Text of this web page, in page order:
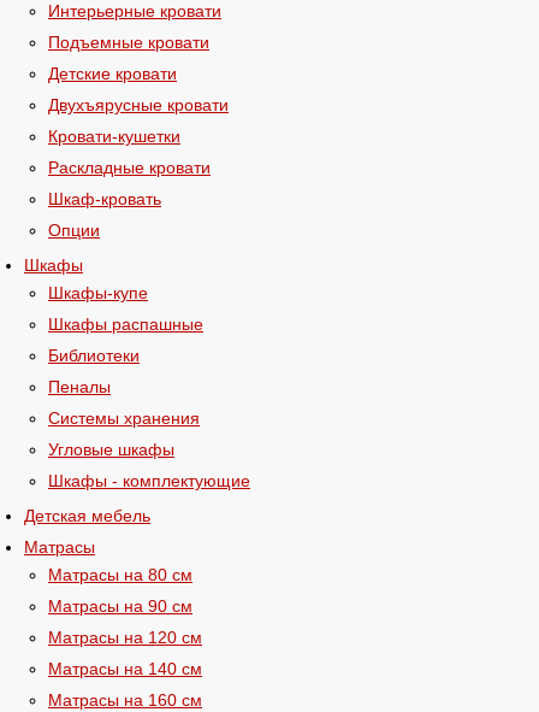
Интерьерные кровати
Подъемные кровати
Детские кровати
Двухъярусные кровати
Кровати-кушетки
Раскладные кровати
Шкаф-кровать
Опции
Шкафы
Шкафы-купе
Шкафы распашные
Библиотеки
Пеналы
Системы хранения
Угловые шкафы
Шкафы - комплектующие
Детская мебель
Матрасы
Матрасы на 80 см
Матрасы на 90 см
Матрасы на 120 см
Матрасы на 140 см
Матрасы на 160 см